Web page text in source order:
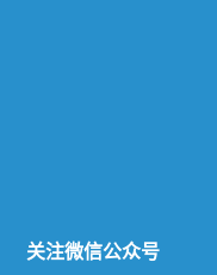
产品系列
关注微信公众号